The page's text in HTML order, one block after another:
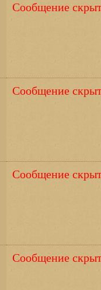
Сообщение
Сообщение
Сообщение
Сообщение